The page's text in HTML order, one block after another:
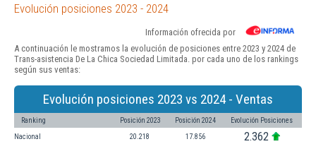
Evolución posiciones 2023 - 2024
Información ofrecida por
A continuación le mostramos la evolución de posiciones entre 2023 y 2024 de
Trans-asistencia De La Chica Sociedad Limitada. por cada uno de los rankings
según sus ventas:
Evolución posiciones 2023 vs 2024 - Ventas
Ranking Posición 2023 Posición 2024 Evolución Posiciones
Nacional 20.218 17.856 2.362